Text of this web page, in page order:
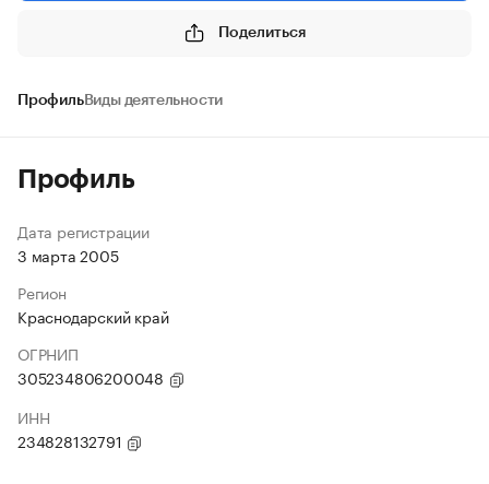
Поделиться
ПрофильВиды деятельности
Профиль
Дата регистрации
3 марта 2005
Регион
Краснодарский край
ОГРНИП
305234806200048
ИНН
234828132791